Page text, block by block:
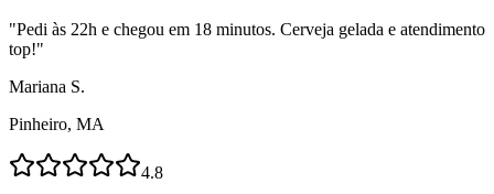
"Pedi às 22h e chegou em 18 minutos. Cerveja gelada e atendimento
top!"
Mariana S.
Pinheiro, MA
4.8